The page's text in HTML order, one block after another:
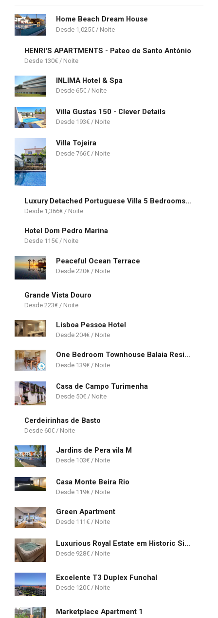
Home Beach Dream House
1,025€
HENRI'S APARTMENTS - Pateo de Santo António
130€
INLIMA Hotel & Spa
65€
Villa Gustas 150 - Clever Details
193€
Villa Tojeira
766€
Luxury Detached Portuguese Villa 5 Bedrooms Villa Waterfall Only 5 Minutes From The Marina Vilamoura
1,366€
Hotel Dom Pedro Marina
115€
Peaceful Ocean Terrace
220€
Grande Vista Douro
223€
Lisboa Pessoa Hotel
204€
One Bedroom Townhouse Balaia Residence
139€
Casa de Campo Turimenha
50€
Cerdeirinhas de Basto
60€
Jardins de Pera vila M
103€
Casa Monte Beira Rio
119€
Green Apartment
111€
Luxurious Royal Estate em Historic Sintra Paradise
928€
Excelente T3 Duplex Funchal
120€
Marketplace Apartment 1